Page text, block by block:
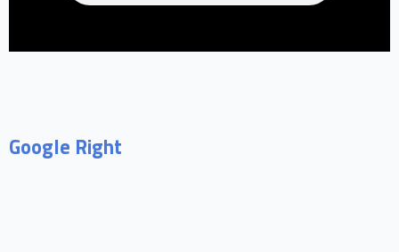
Google Right